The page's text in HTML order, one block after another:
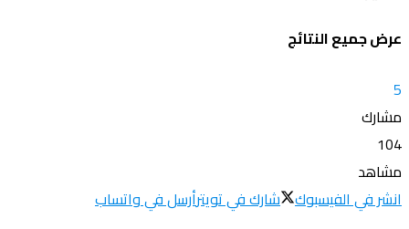
عرض جميع النتائج
5
مشارك
104
مشاهد
انشر في الفيسبوك شارك في تويترأرسل في واتساب